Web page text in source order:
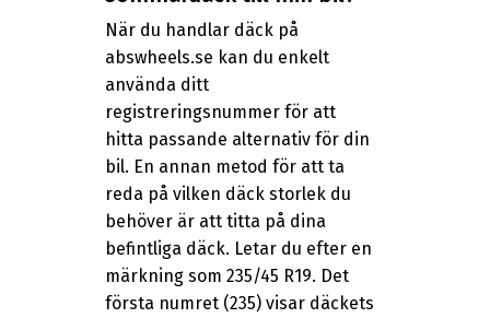
När du handlar däck på
abswheels.se kan du enkelt
använda ditt
registreringsnummer för att
hitta passande alternativ för din
bil. En annan metod för att ta
reda på vilken däck storlek du
behöver är att titta på dina
befintliga däck. Letar du efter en
märkning som 235/45 R19. Det
första numret (235) visar däckets